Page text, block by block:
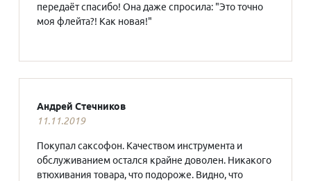
передаёт спасибо! Она даже спросила: "Это точно
моя флейта?! Как новая!"
Андрей Стечников
11.11.2019
Покупал саксофон. Качеством инструмента и
обслуживанием остался крайне доволен. Никакого
втюхивания товара, что подороже. Видно, что